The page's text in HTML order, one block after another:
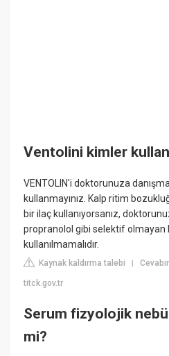
Ventolini kimler
VENTOLIN'i doktorunuza
kullanmayınız. Kalp ritim
bir ilaç kullanıyorsanız,
propranolol gibi selektif olmayan
kullanılmamalıdır.
Kaynak kaldırma talebi |
titck.gov.tr
Serum fizyolojik
mi?